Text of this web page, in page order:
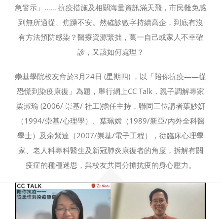
急警示」…… 抗疫措施及相關海量資訊滿天飛，市民難免感
到無所適從、焦躁不安。然確診數字持續高企，到底有沒
有方法預防感染？醫療資源緊拙，萬一自己或家人不幸確
診，又該如何處理？
崇基學院校友會於3月24日 (星期四) ，以「陪你抗疫——從
恐慌到染疫康復」為題，舉行網上CC Talk，親子調解專家
梁淑瑜 (2006/ 崇基/ 社工)擔任主持，聯同三位講者葉妙妍
（1994/崇基/心理學）、葉珮嫦（1989/新亞/內外全科醫
學士）及余紫達（2007/崇基/電子工程），從臨床心理學
家、老人科專科醫生及新冠肺炎康復者的角度，拆解有關
疫症的種種迷思，與校友共同分擔抗疫的身心壓力。